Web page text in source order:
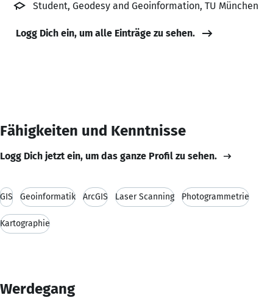
Student, Geodesy and Geoinformation, TU München
Logg Dich ein, um alle Einträge zu sehen.
Fähigkeiten und Kenntnisse
Logg Dich jetzt ein, um das ganze Profil zu sehen.
GIS Geoinformatik ArcGIS Laser Scanning Photogrammetrie
Kartographie
Werdegang